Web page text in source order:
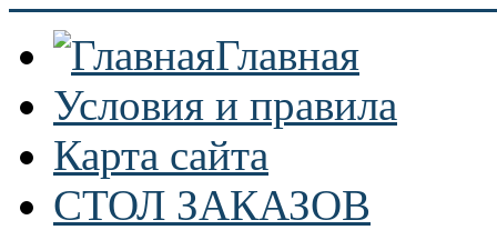
Главная
Условия и правила
Карта сайта
СТОЛ ЗАКАЗОВ